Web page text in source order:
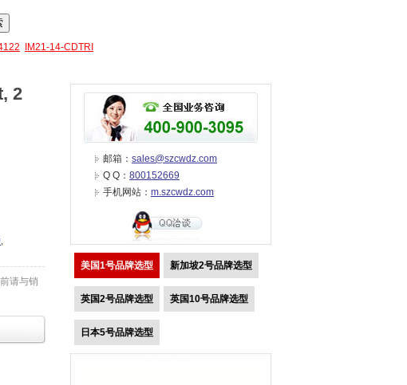
IM21-14-CDTRI
2
,
请与销
邮箱： sales@szcwdz.com
Q Q： 800152669
手机网站： m.szcwdz.com
美国1号品牌选型 新加坡2号品牌选型
英国2号品牌选型 英国10号品牌选型
日本5号品牌选型